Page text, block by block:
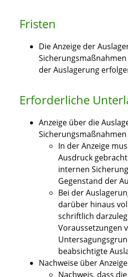
Fristen
Die Anzeige der
der Auslagerung
Erforderliche
Anzeige über die
Sicherungsmaßnahmen
In der Anzeige
Ausdruck
internen
Gegenstand der
Bei der
darüber hinaus
schriftlich
Voraussetzungen
beabsichtigte
Nachweise über
Nachweis, dass